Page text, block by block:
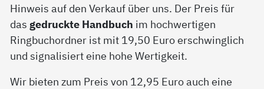
Hinweis auf den Verkauf über uns. Der Preis für
das gedruckte Handbuch im hochwertigen
Ringbuchordner ist mit 19,50 Euro erschwinglich
und signalisiert eine hohe Wertigkeit.
Wir bieten zum Preis von 12,95 Euro auch eine